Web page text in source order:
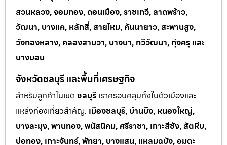
สวนหลวง, จอมทอง, ดอนเมือง, ราชเทวี, ลาดพร้าว,
วัฒนา, บางแค, หลักสี่, สายไหม, คันนายาว, สะพานสูง,
วังทองหลาง, คลองสามวา, บางนา, ทวีวัฒนา, ทุ่งครุ และ
บางบอน
จังหวัดชลบุรี และพื้นที่เศรษฐกิจ
สำหรับลูกค้าในเขต ชลบุรี เราครอบคลุมทั้งในตัวเมืองและ
แหล่งท่องเที่ยวสำคัญ: เมืองชลบุรี, บ้านบึง, หนองใหญ่,
บางละมุง, พานทอง, พนัสนิคม, ศรีราชา, เกาะสีชัง, สัตหีบ,
บ่อทอง, เกาะจันทร์, พัทยา, บางแสน, แหลมฉบัง, อมตะ